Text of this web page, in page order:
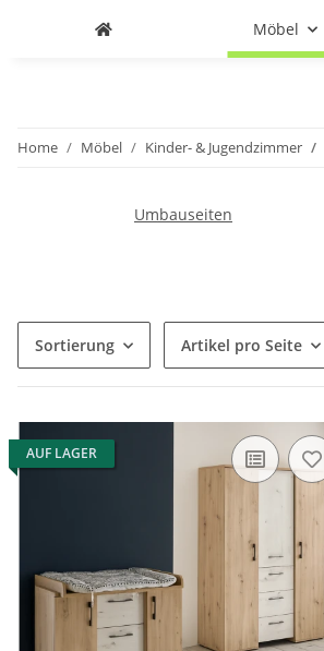
Möbel
Home Möbel Kinder- & Jugendzimmer
Umbauseiten
Sortierung Artikel pro Seite
AUF LAGER